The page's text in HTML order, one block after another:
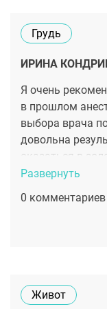
Грудь
ИРИНА
Я очень
в прошлом
выбора врача
довольна
оказаться в
хирурга
Развернуть
0 комментариев
Живот